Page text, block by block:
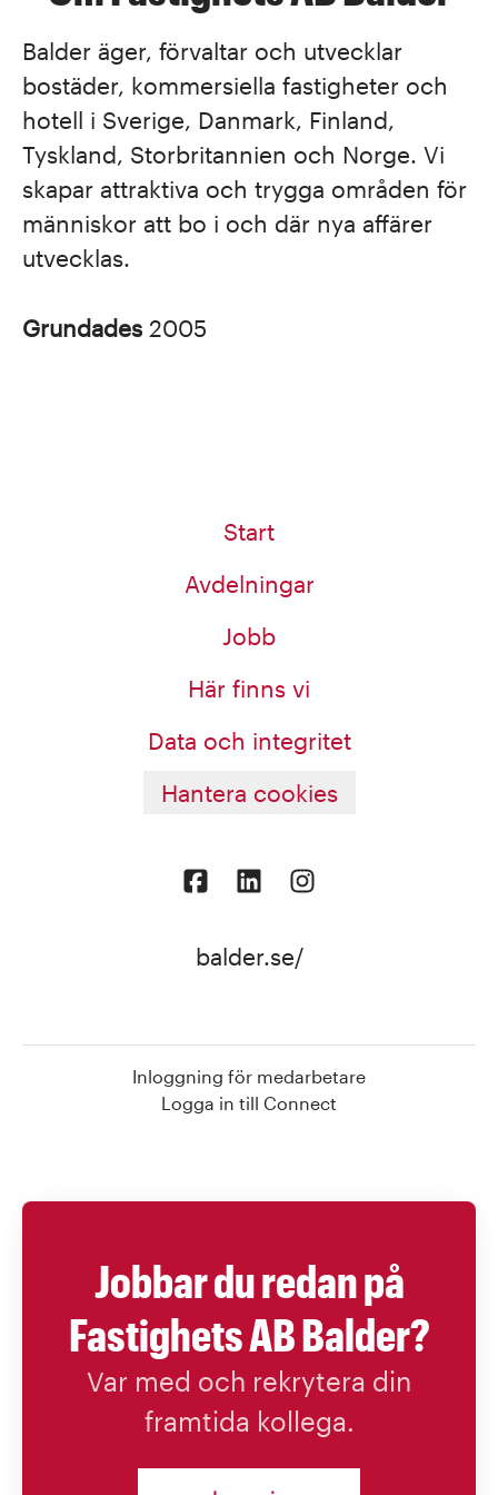
Balder äger, förvaltar och utvecklar
bostäder, kommersiella fastigheter och
hotell i Sverige, Danmark, Finland,
Tyskland, Storbritannien och Norge. Vi
skapar attraktiva och trygga områden för
människor att bo i och där nya affärer
utvecklas.
Grundades 2005
Start
Avdelningar
Jobb
Här finns vi
Data och integritet
Hantera cookies
balder.se/
Inloggning för medarbetare
Logga in till Connect
Jobbar du redan på
Fastighets AB Balder?
Var med och rekrytera din
framtida kollega.